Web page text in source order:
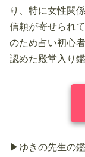
り、特に女性関
信頼が寄せられ
のため占い初心
認めた殿堂入り
▶ゆきの先生の